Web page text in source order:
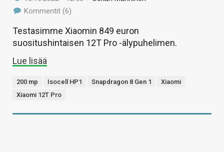
Kommentit (6)
Testasimme Xiaomin 849 euron
suositushintaisen 12T Pro -älypuhelimen.
Lue lisää
200 mp Isocell HP1 Snapdragon 8 Gen 1
Xiaomi
Xiaomi 12T Pro